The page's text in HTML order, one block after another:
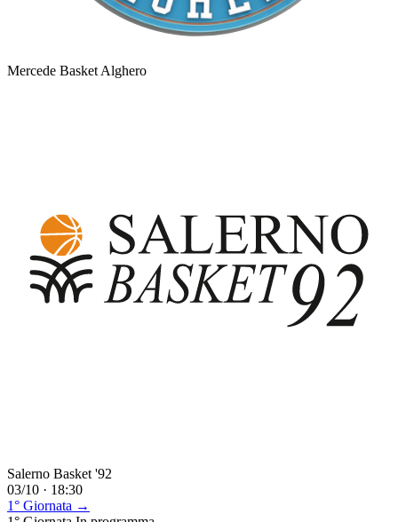
Mercede Basket Alghero
Salerno Basket '92
03/10 · 18:30
1° Giornata →